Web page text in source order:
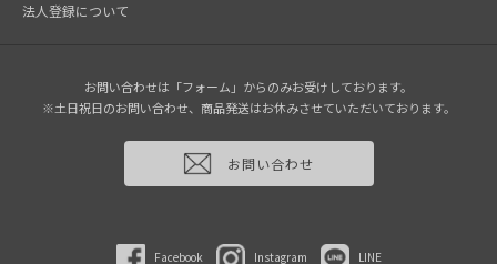
法人登録について
お問い合わせは「フォーム」からのみお受けしております。
※土日祝日のお問い合わせ、商品発送はお休みさせていただいております。
お問い合わせ
Facebook Instagram LINE